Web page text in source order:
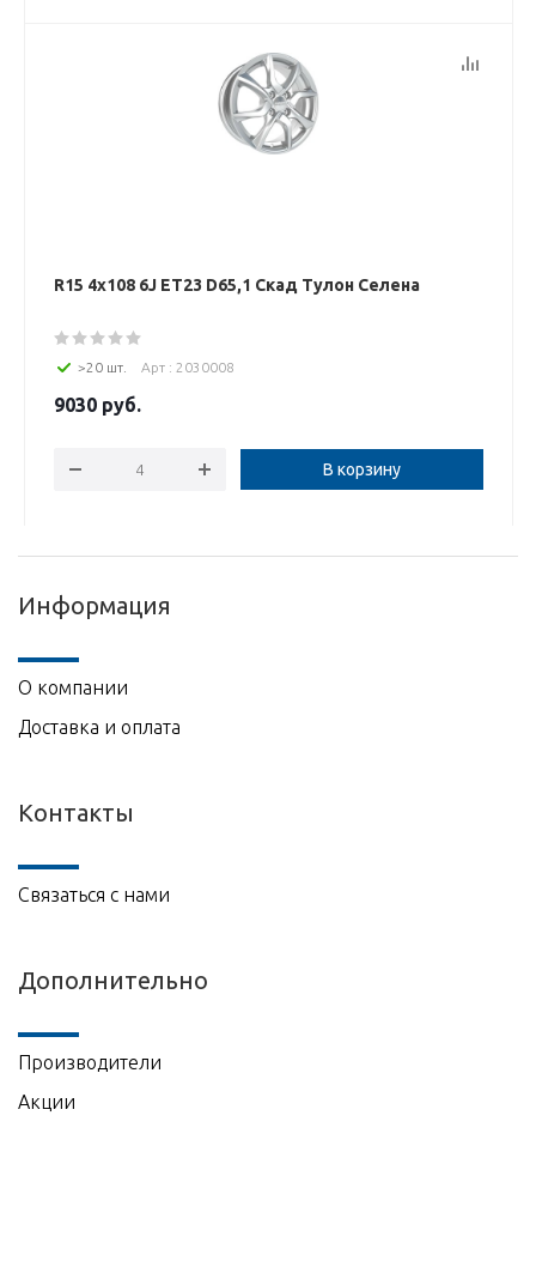
R15 4x108 6J ET23 D65,1 Скад Тулон Селена
>20 шт. Арт : 2030008
9030 руб.
В корзину
Информация
О компании
Доставка и оплата
Контакты
Связаться с нами
Дополнительно
Производители
Акции